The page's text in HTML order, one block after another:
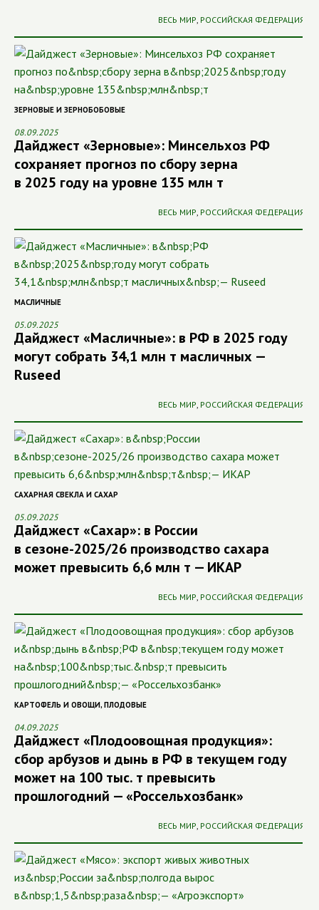
ВЕСЬ МИР, РОССИЙСКАЯ ФЕДЕРАЦИЯ
ЗЕРНОВЫЕ И ЗЕРНОБОБОВЫЕ
08.09.2025
Дайджест «Зерновые»: Минсельхоз РФ
сохраняет прогноз по сбору зерна
в 2025 году на уровне 135 млн т
ВЕСЬ МИР, РОССИЙСКАЯ ФЕДЕРАЦИЯ
МАСЛИЧНЫЕ
05.09.2025
Дайджест «Масличные»: в РФ в 2025 году
могут собрать 34,1 млн т масличных —
Ruseed
ВЕСЬ МИР, РОССИЙСКАЯ ФЕДЕРАЦИЯ
САХАРНАЯ СВЕКЛА И САХАР
05.09.2025
Дайджест «Сахар»: в России
в сезоне-2025/26 производство сахара
может превысить 6,6 млн т — ИКАР
ВЕСЬ МИР, РОССИЙСКАЯ ФЕДЕРАЦИЯ
КАРТОФЕЛЬ И ОВОЩИ, ПЛОДОВЫЕ
04.09.2025
Дайджест «Плодоовощная продукция»:
сбор арбузов и дынь в РФ в текущем году
может на 100 тыс. т превысить
прошлогодний — «Россельхозбанк»
ВЕСЬ МИР, РОССИЙСКАЯ ФЕДЕРАЦИЯ